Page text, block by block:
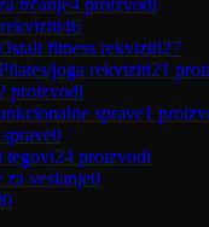
46
fitness rekviziti27
joga rekviziti21
proizvodi
sprave1
0
tegovi24 proizvodi
za veslanje0
0